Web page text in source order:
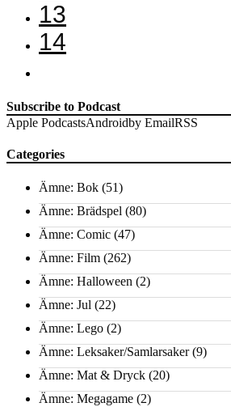
13
14
Subscribe to Podcast
Apple PodcastsAndroidby EmailRSS
Categories
Ämne: Bok (51)
Ämne: Brädspel (80)
Ämne: Comic (47)
Ämne: Film (262)
Ämne: Halloween (2)
Ämne: Jul (22)
Ämne: Lego (2)
Ämne: Leksaker/Samlarsaker(9)
Ämne: Mat & Dryck (20)
Ämne: Megagame (2)